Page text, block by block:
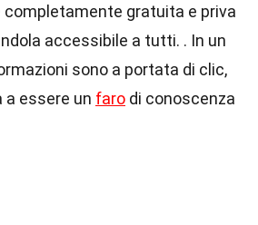
completamente gratuita e priva
accessibile a tutti. . In un
sono a portata di clic,
a essere un faro di conoscenza